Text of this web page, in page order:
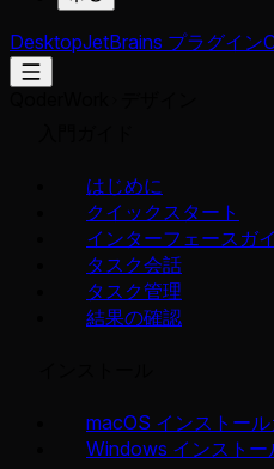
DesktopJetBrains プラグイン
はじめに
クイックスタート
インターフェースガ
タスク会話
タスク管理
結果の確認
macOS インストール
Windows インストー